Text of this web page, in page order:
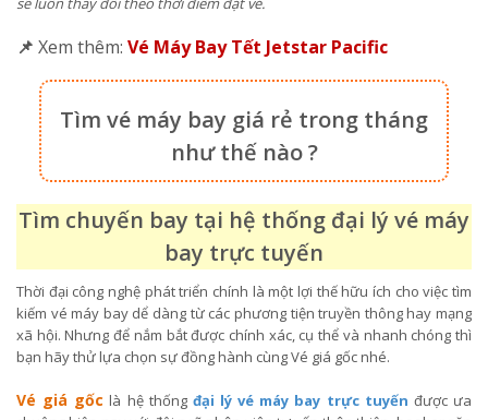
📌 Xem thêm: Vé Máy Bay Tết Jetstar Pacific
Tìm vé máy bay giá rẻ trong tháng
như thế nào ?
Tìm chuyến bay tại hệ thống đại lý vé máy
bay trực tuyến
Thời đại công nghệ phát triển chính là một lợi thế hữu ích cho việc tìm
kiếm vé máy bay dể dàng từ các phương tiện truyền thông hay mạng
xã hội. Nhưng để nắm bắt được chính xác, cụ thể và nhanh chóng thì
bạn hãy thử lựa chọn sự đồng hành cùng Vé giá gốc nhé.
Vé giá gốc là hệ thống đại lý vé máy bay trực tuyến được ưa